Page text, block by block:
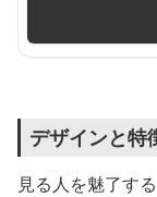
デザインと特
見る人を魅了す